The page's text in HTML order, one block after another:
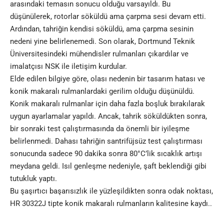
arasındaki temasın sonucu olduğu varsayıldı. Bu
düşünülerek, rotorlar söküldü ama çarpma sesi devam etti.
Ardından, tahriğin kendisi söküldü, ama çarpma sesinin
nedeni yine belirlenemedi. Son olarak, Dortmund Teknik
Üniversitesindeki mühendisler rulmanları çıkardılar ve
imalatçısı NSK ile iletişim kurdular.
Elde edilen bilgiye göre, olası nedenin bir tasarım hatası ve
konik makaralı rulmanlardaki gerilim olduğu düşünüldü.
Konik makaralı rulmanlar için daha fazla boşluk bırakılarak
uygun ayarlamalar yapıldı. Ancak, tahrik söküldükten sonra,
bir sonraki test çalıştırmasında da önemli bir iyileşme
belirlenmedi. Dahası tahriğin santrifüjsüz test çalıştırması
sonucunda sadece 90 dakika sonra 80°C’lik sıcaklık artışı
meydana geldi. Isıl genleşme nedeniyle, şaft beklendiği gibi
tutukluk yaptı.
Bu şaşırtıcı başarısızlık ile yüzleşildikten sonra odak noktası,
HR 30322J tipte konik makaralı rulmanların kalitesine kaydı..